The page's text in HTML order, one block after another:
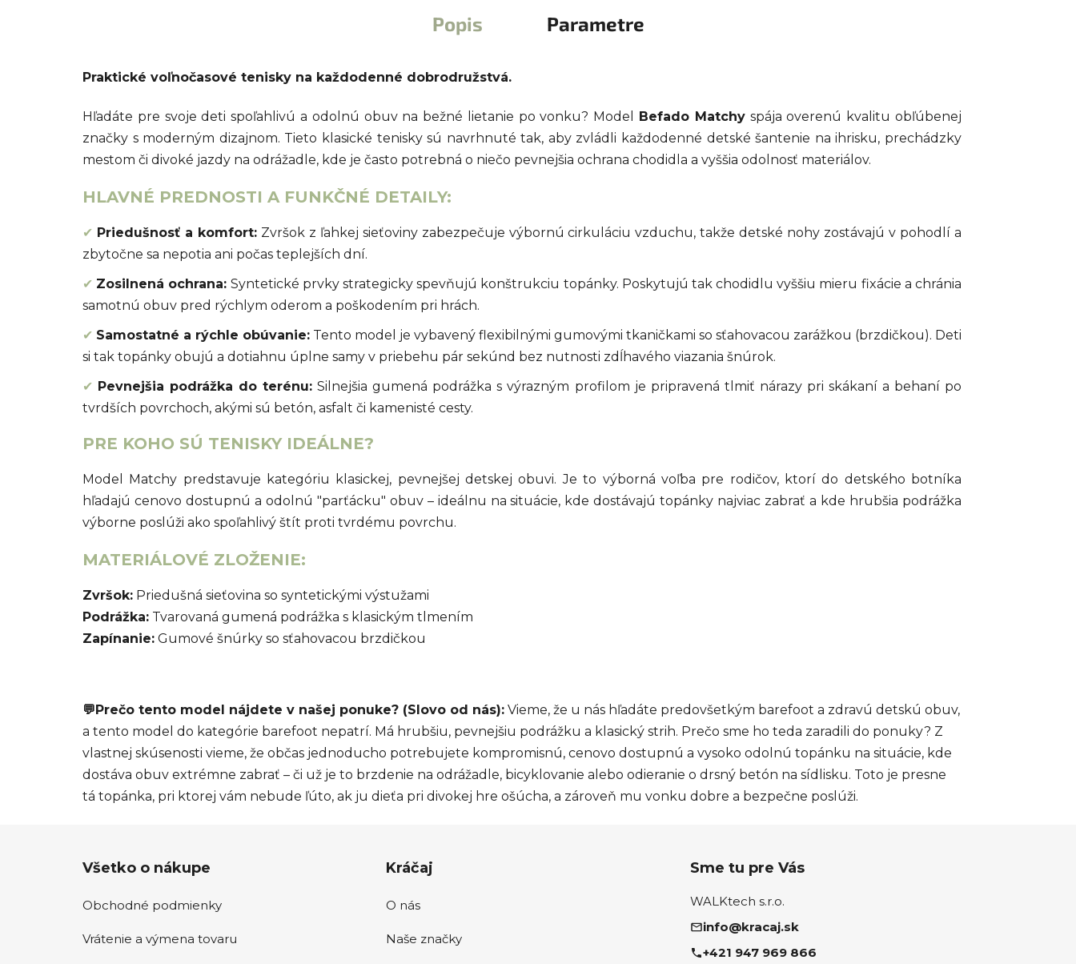
Popis Parametre
Praktické voľnočasové tenisky na každodenné dobrodružstvá.
Hľadáte pre svoje deti spoľahlivú a odolnú obuv na bežné lietanie po vonku? Model Befado Matchyspája overenú kvalitu obľúbenej
značky s moderným dizajnom. Tieto klasické tenisky sú navrhnuté tak, aby zvládli každodenné detské šantenie na ihrisku, prechádzky
mestom či divoké jazdy na odrážadle, kde je často potrebná o niečo pevnejšia ochrana chodidla a vyššia odolnosť materiálov.
HLAVNÉ PREDNOSTI A FUNKČNÉ DETAILY:
✔ Priedušnosť a komfort:Zvršok z ľahkej sieťoviny zabezpečuje výbornú cirkuláciu vzduchu, takže detské nohy zostávajú v pohodlí a
zbytočne sa nepotia ani počas teplejších dní.
✔ Zosilnená ochrana: Syntetické prvky strategicky spevňujú konštrukciu topánky. Poskytujú tak chodidlu vyššiu mieru fixácie a chránia
samotnú obuv pred rýchlym oderom a poškodením pri hrách.
✔ Samostatné a rýchle obúvanie: Tento model je vybavený flexibilnými gumovými tkaničkami so sťahovacou zarážkou (brzdičkou). Deti
si tak topánky obujú a dotiahnu úplne samy v priebehu pár sekúnd bez nutnosti zdĺhavého viazania šnúrok.
✔ Pevnejšia podrážka do terénu: Silnejšia gumená podrážka s výrazným profilom je pripravená tlmiť nárazy pri skákaní a behaní po
tvrdších povrchoch, akými sú betón, asfalt či kamenisté cesty.
PRE KOHO SÚ TENISKY IDEÁLNE?
Model Matchy predstavuje kategóriu klasickej, pevnejšej detskej obuvi. Je to výborná voľba pre rodičov, ktorí do detského botníka
hľadajú cenovo dostupnú a odolnú "parťácku" obuv – ideálnu na situácie, kde dostávajú topánky najviac zabrať a kde hrubšia podrážka
výborne poslúži ako spoľahlivý štít proti tvrdému povrchu.
MATERIÁLOVÉ ZLOŽENIE:
Zvršok: Priedušná sieťovina so syntetickými výstužami
Podrážka: Tvarovaná gumená podrážka s klasickým tlmením
Zapínanie: Gumové šnúrky so sťahovacou brzdičkou
💬Prečo tento model nájdete v našej ponuke? (Slovo od nás): Vieme, že u nás hľadáte predovšetkým barefoot a zdravú detskú obuv,
a tento model do kategórie barefoot nepatrí. Má hrubšiu, pevnejšiu podrážku a klasický strih. Prečo sme ho teda zaradili do ponuky? Z
vlastnej skúsenosti vieme, že občas jednoducho potrebujete kompromisnú, cenovo dostupnú a vysoko odolnú topánku na situácie, kde
dostáva obuv extrémne zabrať – či už je to brzdenie na odrážadle, bicyklovanie alebo odieranie o drsný betón na sídlisku. Toto je presne
tá topánka, pri ktorej vám nebude ľúto, ak ju dieťa pri divokej hre ošúcha, a zároveň mu vonku dobre a bezpečne poslúži.
Všetko o nákupe
Obchodné podmienky
Vrátenie a výmena tovaru
Kráčaj
O nás
Naše značky
Sme tu pre Vás
WALKtech s.r.o.
info@kracaj.sk
+421 947 969 866